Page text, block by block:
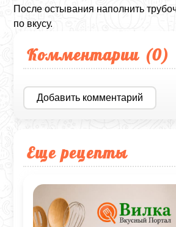
После остывания наполнить
по вкусу.
Комментарии (0)
Добавить комментарий
Еще рецепты